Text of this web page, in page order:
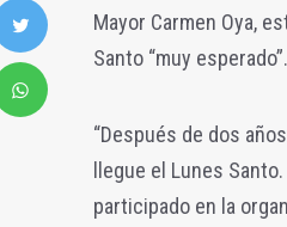
Mayor Carmen Oya,
Santo “muy esperado”.
“Después de dos
llegue el Lunes
participado en la